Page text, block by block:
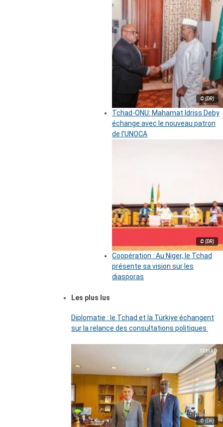
© (DR)
Tchad-ONU: Mahamat Idriss Deby
échange avec le nouveau patron
de l’UNOCA
© (DR)
Coopération : Au Niger, le Tchad
présente sa vision sur les
diasporas
Les plus lus
Diplomatie : le Tchad et la Türkiye échangent
sur la relance des consultations politiques
© (DR)